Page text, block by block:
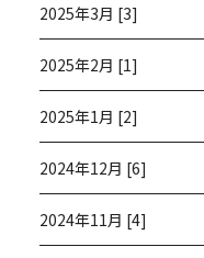
2025年3月 [3]
2025年2月 [1]
2025年1月 [2]
2024年12月 [6]
2024年11月 [4]